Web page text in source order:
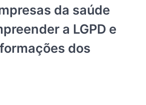
da saúde
a LGPD e
dos